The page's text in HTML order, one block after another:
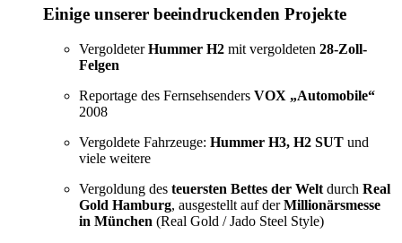
Einige unserer beeindruckenden Projekte
VergoldeterHummer H2 mit vergoldeten 28-Zoll-
Felgen
Reportage des Fernsehsenders VOX „Automobile“
2008
Vergoldete Fahrzeuge: Hummer H3, H2 SUT und
viele weitere
Vergoldung des teuersten Bettes der Welt durch Real
Gold Hamburg, ausgestellt auf derMillionärsmesse
in München (Real Gold / Jado Steel Style)